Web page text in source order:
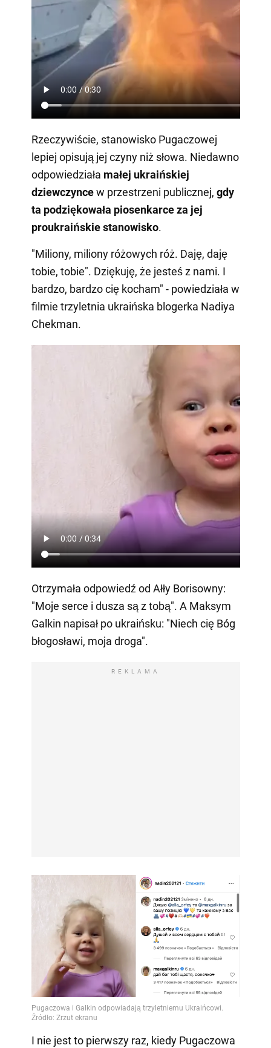
Rzeczywiście, stanowisko Pugaczowej
lepiej opisują jej czyny niż słowa. Niedawno
odpowiedziała małej ukraińskiej
dziewczyncew przestrzeni publicznej, gdy
ta podziękowała piosenkarce za jej
proukraińskie stanowisko.
"Miliony, miliony różowych róż. Daję, daję
tobie, tobie". Dziękuję, że jesteś z nami. I
bardzo, bardzo cię kocham" - powiedziała w
filmie trzyletnia ukraińska blogerka Nadiya
Chekman.
Otrzymała odpowiedź od Ałły Borisowny:
"Moje serce i dusza są z tobą". A Maksym
Galkin napisał po ukraińsku: "Niech cię Bóg
błogosławi, moja droga".
REKLAMA
I nie jest to pierwszy raz, kiedy Pugaczowa